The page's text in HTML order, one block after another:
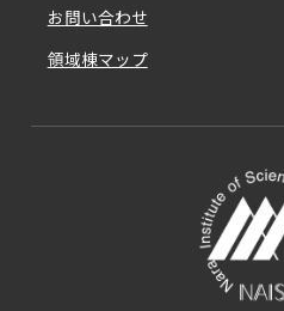
お問い合わせ
領域棟マップ